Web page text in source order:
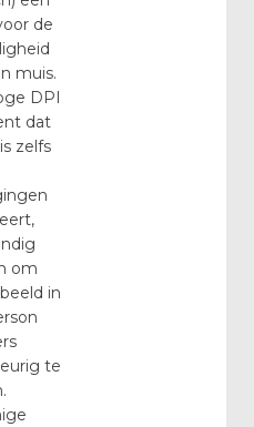
de
muis.
DPI
dat
zelfs
om
in
te